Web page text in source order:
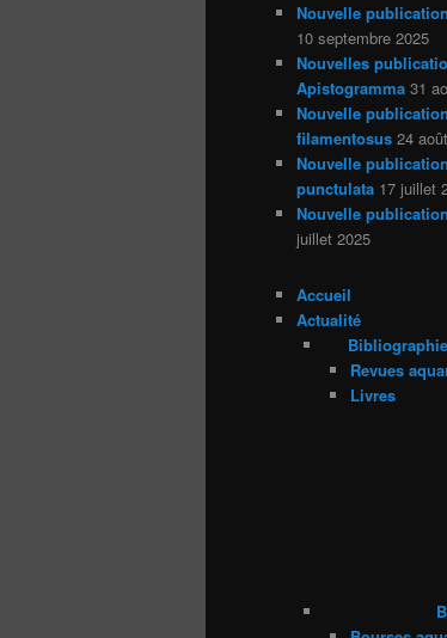
Nouvelle
10 septembre 2025
Nouvelles
Apistogramma 31
Nouvelle
filamentosus 24
Nouvelle
punctulata 17 juillet
Nouvelle
juillet 2025
Accueil
Actualité
Bibliographie
Revues
Livres